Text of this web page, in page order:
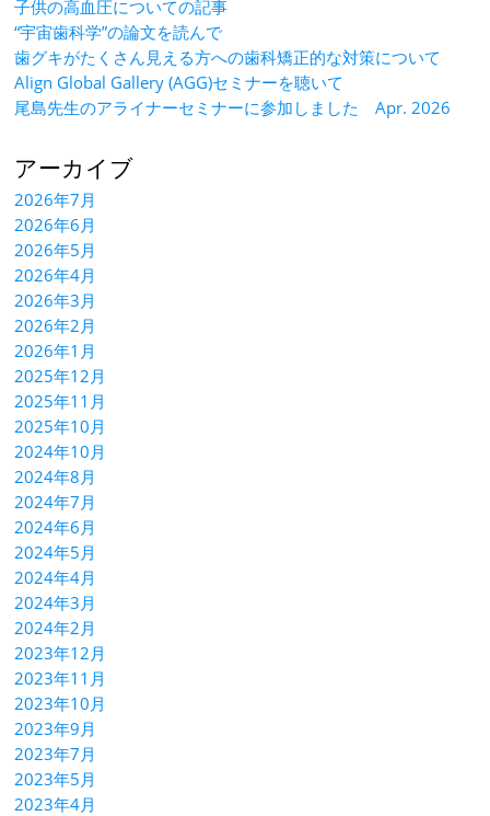
子供の高血圧についての記事
“宇宙歯科学”の論文を読んで
歯グキがたくさん見える方への歯科矯正的な対策について
Align Global Gallery (AGG)セミナーを聴いて
尾島先生のアライナーセミナーに参加しました Apr. 2026
アーカイブ
2026年7月
2026年6月
2026年5月
2026年4月
2026年3月
2026年2月
2026年1月
2025年12月
2025年11月
2025年10月
2024年10月
2024年8月
2024年7月
2024年6月
2024年5月
2024年4月
2024年3月
2024年2月
2023年12月
2023年11月
2023年10月
2023年9月
2023年7月
2023年5月
2023年4月